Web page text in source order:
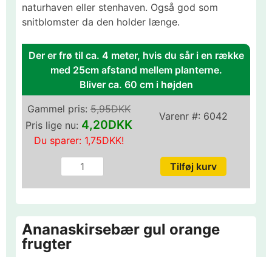
naturhaven eller stenhaven. Også god som
snitblomster da den holder længe.
Der er frø til ca. 4 meter, hvis du sår i en række
med 25cm afstand mellem planterne.
Bliver ca. 60 cm i højden
Varenr #: 6042
Gammel pris: 5,95DKK
Pris lige nu: 4,20DKK
Du sparer: 1,75DKK!
Ananaskirsebær gul orange
frugter